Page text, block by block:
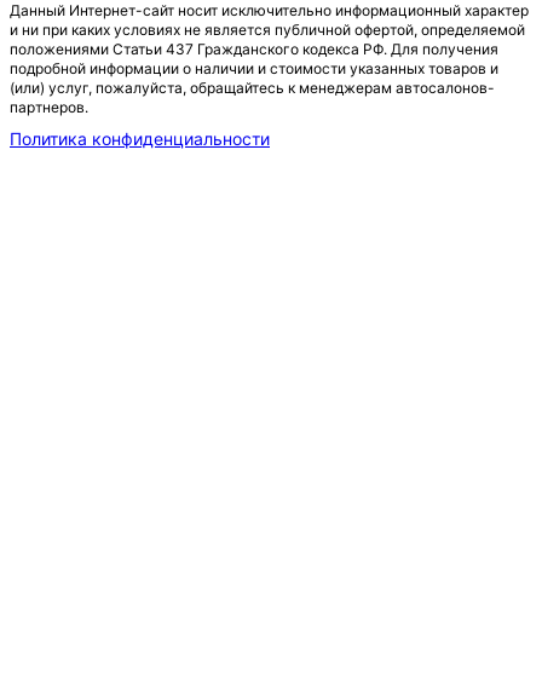
Данный Интернет-сайт носит исключительно информационный характер
и ни при каких условиях не является публичной офертой, определяемой
положениями Статьи 437 Гражданского кодекса РФ. Для получения
подробной информации о наличии и стоимости указанных товаров и
(или) услуг, пожалуйста, обращайтесь к менеджерам автосалонов-
партнеров.
Политика конфиденциальности